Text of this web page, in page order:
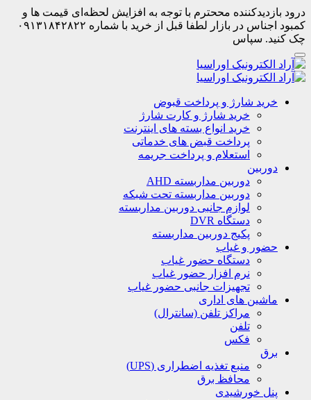
درود بازدیدکننده مححترم با توجه به افزایش لحظه‌ای قیمت ها و
کمبود اجناس در بازار لطفا قبل از خرید با شماره ۰۹۱۳۱۸۴۲۸۲۲
چک کنید. سپاس
خرید شارژ و پرداخت قبوض
خرید شارژ و کارت شارژ
خرید انواع بسته های اینترنت
پرداخت قبض های خدماتی
استعلام و پرداخت جریمه
دوربین
دوربین مداربسته AHD
دوربین مداربسته تحت شبکه
لوازم جانبی دوربین مداربسته
دستگاه DVR
پکیج دوربین مداربسته
حضور و غیاب
دستگاه حضور غیاب
نرم افزار حضور غیاب
تجهیزات جانبی حضور غیاب
ماشین های اداری
مراکز تلفن (سانترال)
تلفن
فکس
برق
منبع تغذیه اضطراری (UPS)
محافظ برق
پنل خورشیدی